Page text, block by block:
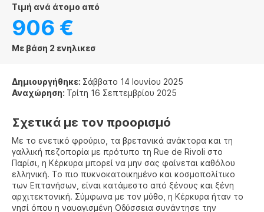
τιμή ανά άτομο από
906 €
Με βάση 2 ενηλικεσ
Δημιουργήθηκε: Σάββατο 14 Ιουνίου 2025
Αναχώρηση: Τρίτη 16 Σεπτεμβρίου 2025
Σχετικά με τον προορισμό
Με το ενετικό φρούριο, τα βρετανικά ανάκτορα και τη
γαλλική πεζοπορία με πρότυπο τη Rue de Rivoli στο
Παρίσι, η Κέρκυρα μπορεί να μην σας φαίνεται καθόλου
ελληνική. Το πιο πυκνοκατοικημένο και κοσμοπολίτικο
των Επτανήσων, είναι κατάμεστο από ξένους και ξένη
αρχιτεκτονική. Σύμφωνα με τον μύθο, η Κέρκυρα ήταν το
νησί όπου η ναυαγισμένη Οδύσσεια συνάντησε την